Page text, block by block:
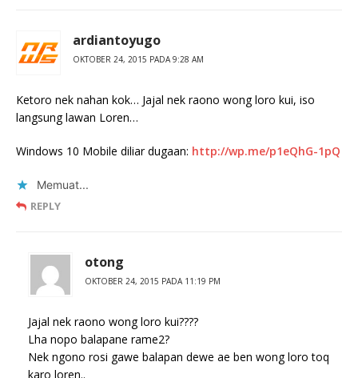
ardiantoyugo
OKTOBER 24, 2015 PADA 9:28 AM
Ketoro nek nahan kok… Jajal nek raono wong loro kui, iso
langsung lawan Loren…
Windows 10 Mobile diliar dugaan: http://wp.me/p1eQhG-1pQ
Memuat...
REPLY
otong
OKTOBER 24, 2015 PADA 11:19 PM
Jajal nek raono wong loro kui????
Lha nopo balapane rame2?
Nek ngono rosi gawe balapan dewe ae ben wong loro toq
karo loren..